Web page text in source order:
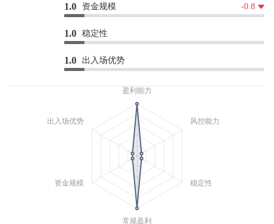
1.0 资金规模 -0.8
1.0 稳定性
1.0 出入场优势